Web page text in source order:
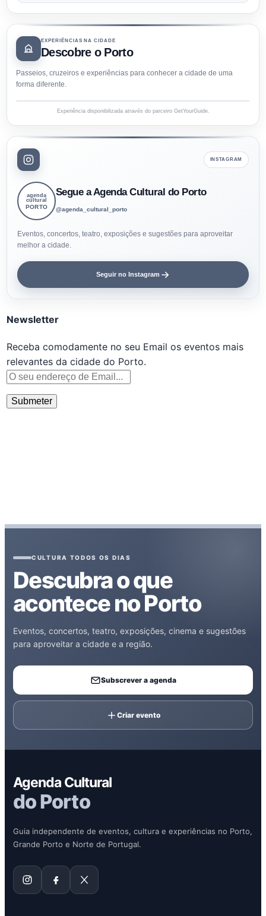
EXPERIÊNCIAS NA CIDADE
Descobre o Porto
Passeios, cruzeiros e experiências para conhecer a cidade de uma
forma diferente.
Experiência disponibilizada através do parceiro GetYourGuide.
INSTAGRAM
agenda
cultural
PORTO
Segue a Agenda Cultural do Porto
@agenda_cultural_porto
Eventos, concertos, teatro, exposições e sugestões para aproveitar
melhor a cidade.
Seguir no Instagram
Newsletter
Receba comodamente no seu Email os eventos mais
relevantes da cidade do Porto.
CULTURA TODOS OS DIAS
Descubra o que
acontece no Porto
Eventos, concertos, teatro, exposições, cinema e sugestões
para aproveitar a cidade e a região.
Subscrever a agenda
Criar evento
Agenda Cultural
do Porto
Guia independente de eventos, cultura e experiências no Porto,
Grande Porto e Norte de Portugal.